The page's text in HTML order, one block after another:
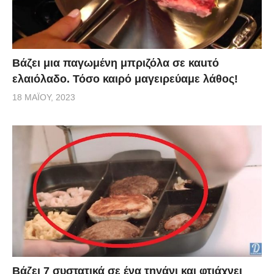
Βάζει μια παγωμένη μπριζόλα σε καuτό
ελαιόλαδο. Τόσο καιρό μαγειρεύαμε λάθος!
18 ΜΑΪ́ΟΥ, 2023
Βάζει 7 συστατικά σε ένα τηγάνι και φτιάχνει